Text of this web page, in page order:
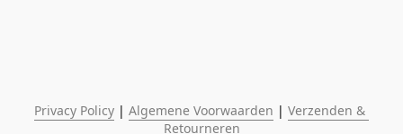
Privacy Policy | Algemene Voorwaarden | Verzenden &
Retourneren